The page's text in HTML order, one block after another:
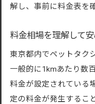
解し、事前に料金表を
料金相場を理解して
東京都内でペットタク
一般的に1kmあたり数
料金が設定されている
定の料金が発生するこ